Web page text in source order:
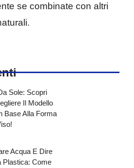
se combinate con altri
Sole: Scopri
Il Modello
Base Alla Forma
Acqua E Dire
Plastica: Come